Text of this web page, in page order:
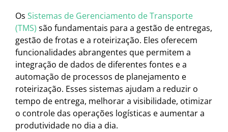
Os Sistemas de Gerenciamento de Transporte
(TMS) são fundamentais para a gestão de entregas,
gestão de frotas e a roteirização. Eles oferecem
funcionalidades abrangentes que permitem a
integração de dados de diferentes fontes e a
automação de processos de planejamento e
roteirização. Esses sistemas ajudam a reduzir o
tempo de entrega, melhorar a visibilidade, otimizar
o controle das operações logísticas e aumentar a
produtividade no dia a dia.